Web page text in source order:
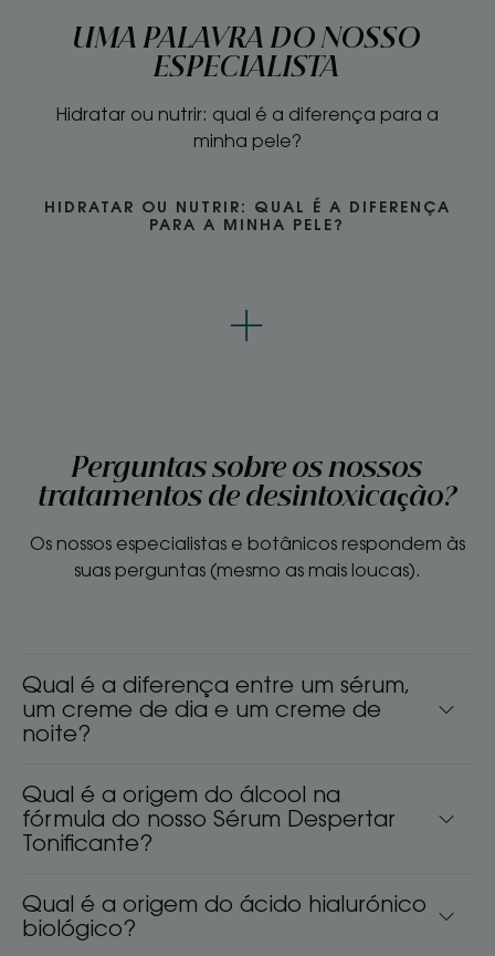
UMA PALAVRA DO NOSSO
ESPECIALISTA
Hidratar ou nutrir: qual é a diferença para a
minha pele?
HIDRATAR OU NUTRIR: QUAL É A DIFERENÇA
PARA A MINHA PELE?
Perguntas sobre os nossos
tratamentos de desintoxicação?
Os nossos especialistas e botânicos respondem às
suas perguntas (mesmo as mais loucas).
Qual é a diferença entre um sérum,
um creme de dia e um creme de
noite?
Qual é a origem do álcool na
fórmula do nosso Sérum Despertar
Tonificante?
Qual é a origem do ácido hialurónico
biológico?